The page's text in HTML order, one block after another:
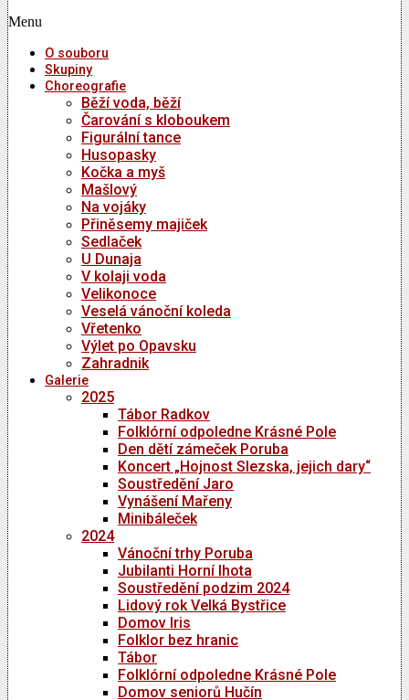
Menu
O souboru
Skupiny
Choreografie
Běží voda, běží
Čarování s kloboukem
Figurální tance
Husopasky
Kočka a myš
Mašlový
Na vojáky
Přiněsemy majiček
Sedlaček
U Dunaja
V kolaji voda
Velikonoce
Veselá vánoční koleda
Vřetenko
Výlet po Opavsku
Zahradnik
Galerie
2025
Tábor Radkov
Folklórní odpoledne Krásné Pole
Den dětí zámeček Poruba
Koncert „Hojnost Slezska, jejich dary“
Soustředění Jaro
Vynášení Mařeny
Minibáleček
2024
Vánoční trhy Poruba
Jubilanti Horní lhota
Soustředění podzim 2024
Lidový rok Velká Bystřice
Domov Iris
Folklor bez hranic
Tábor
Folklórní odpoledne Krásné Pole
Domov seniorů Hučín